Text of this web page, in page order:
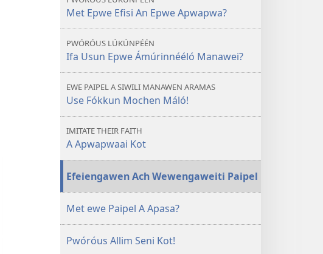
Pwapwaiti
Seni
Álleaan
Paipel?
Met Epwe Efisi An Epwe Apwapwa?
PWÓRÓUS LÚKÚNPÉÉN
Ifa Usun Epwe Ámúrinnééló Manawei?
EWE PAIPEL A SIWILI MANAWEN ARAMAS
Use Fókkun Mochen Máló!
IMITATE THEIR FAITH
A Apwapwaai Kot
Efeiengawen Ach Wewengaweiti Paipel
Met ewe Paipel A Apasa?
Pwóróus Allim Seni Kot!